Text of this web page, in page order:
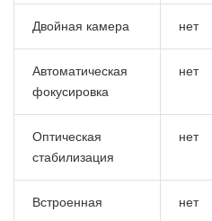
Двойная камера нет
Автоматическая
фокусировка
нет
Оптическая
стабилизация
нет
Встроенная
нет